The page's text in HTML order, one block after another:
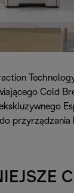
Cold
przyrządzania